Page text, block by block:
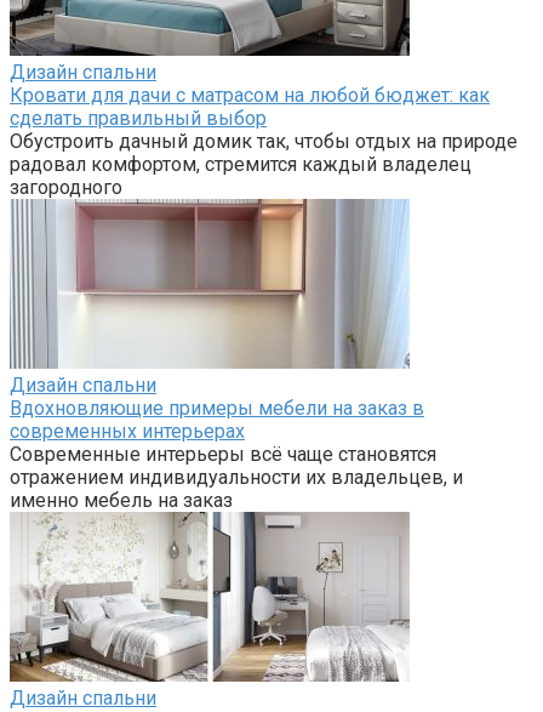
Дизайн спальни
Искусство жить красиво: секреты G-Art Studio
премиального дизайна интерьера
В мире современного дизайна интерьера существует
множество подходов к созданию уютного и стильного
Дизайн спальни
Радиусный шкаф: стильное решение для современной
квартиры
Радиусные шкафы стали настоящей находкой для тех,
кто стремится создать современный и функциональный
интерьер.